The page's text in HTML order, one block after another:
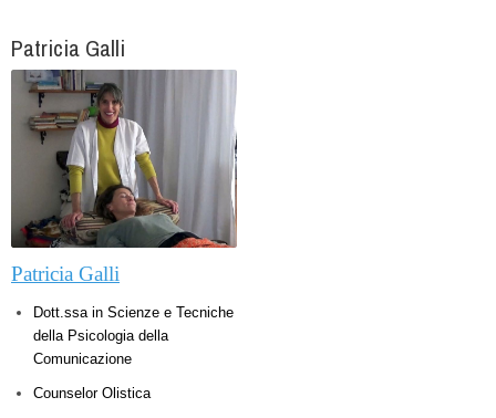
Patricia Galli
Patricia Galli
Dott.ssa in Scienze e Tecniche
della Psicologia della
Comunicazione
Counselor Olistica